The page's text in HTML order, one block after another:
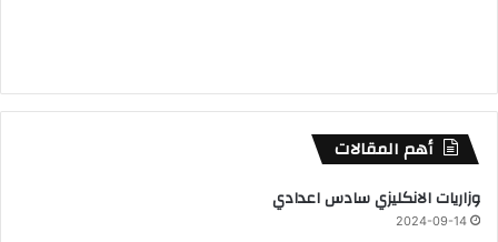
أهم المقالات
وزاريات الانكليزي سادس اعدادي
2024-09-14